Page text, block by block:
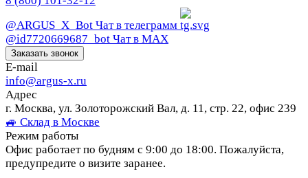
@ARGUS_X_Bot Чат в телеграмм
@id7720669687_bot Чат в МАХ
Заказать звонок
E-mail
info@argus-x.ru
Адрес
г. Москва, ул. Золоторожский Вал, д. 11, стр. 22, офис 239
🚙 Склад в Москве
Режим работы
Офис работает по будням с 9:00 до 18:00. Пожалуйста,
предупредите о визите заранее.